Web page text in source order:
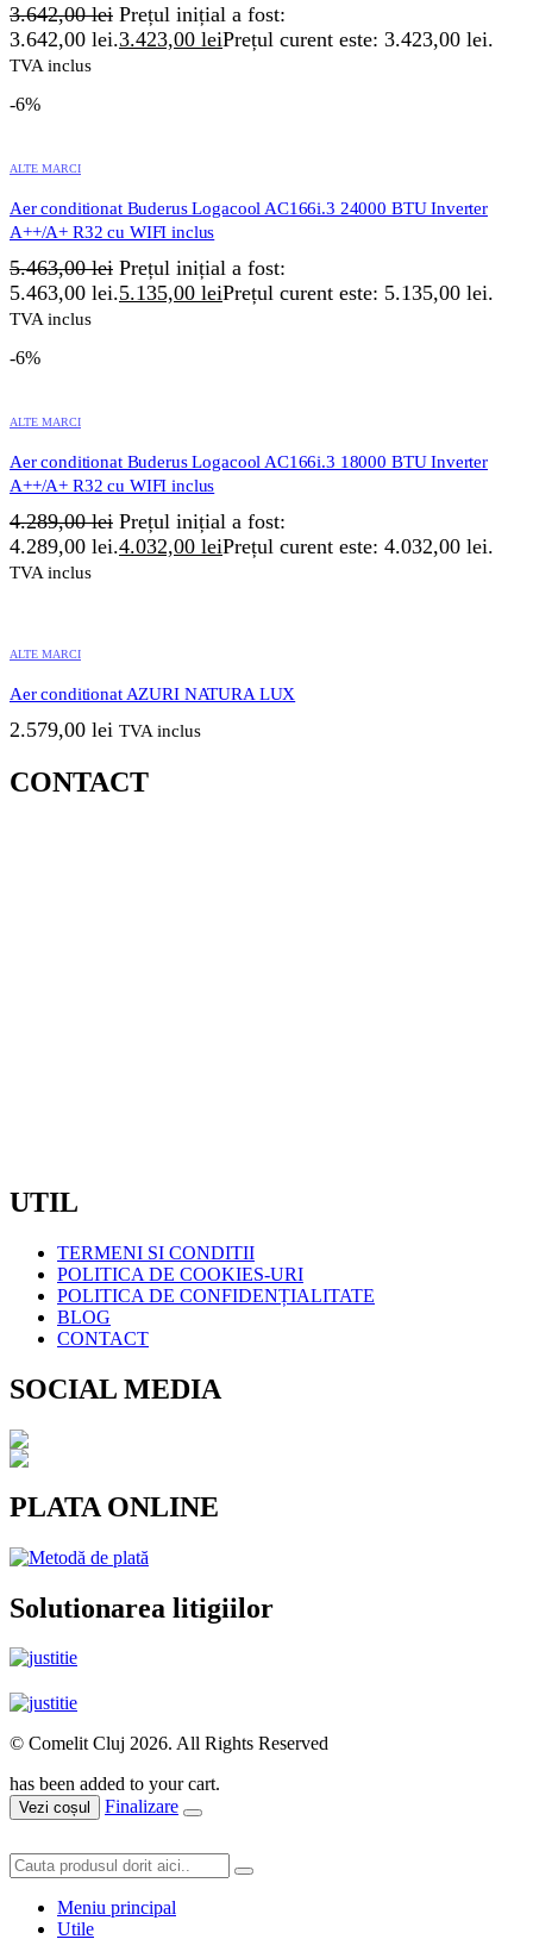
3.642,00lei Prețul inițial a fost:
3.642,00 lei.3.423,00 leiPrețul curent este: 3.423,00 lei.
TVA inclus
-6%
ALTE MARCI
Aer conditionat Buderus Logacool AC166i.3 24000 BTU Inverter
A++/A+ R32 cu WIFI inclus
5.463,00lei Prețul inițial a fost:
5.463,00 lei.5.135,00 leiPrețul curent este: 5.135,00 lei.
TVA inclus
-6%
ALTE MARCI
Aer conditionat Buderus Logacool AC166i.3 18000 BTU Inverter
A++/A+ R32 cu WIFI inclus
4.289,00lei Prețul inițial a fost:
4.289,00 lei.4.032,00 leiPrețul curent este: 4.032,00 lei.
TVA inclus
ALTE MARCI
Aer conditionat AZURI NATURA LUX
2.579,00 lei TVA inclus
CONTACT
UTIL
TERMENI SI CONDITII
POLITICA DE COOKIES-URI
POLITICA DE CONFIDENȚIALITATE
BLOG
CONTACT
SOCIAL MEDIA
PLATA ONLINE
Solutionarea litigiilor
© Comelit Cluj 2026. All Rights Reserved
has been added to your cart.
Vezi coșul Finalizare
Meniu principal
Utile